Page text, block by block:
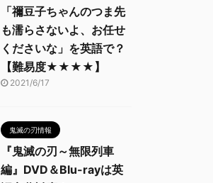
「禰豆子ちゃんのつま先
も濡らさないよ、お任せ
くださいな」を英語で？
【難易度★★★★】
2021/6/17
鬼滅の刃情報
『鬼滅の刃～無限列車
編』DVD＆Blu-rayは英